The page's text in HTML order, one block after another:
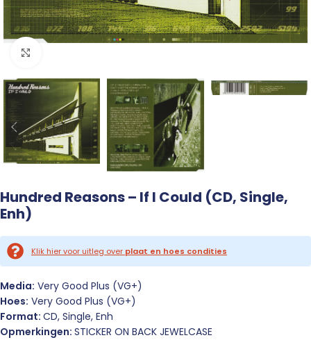
Hundred Reasons – If I Could (CD, Single,
Enh)
Klik hier voor uitleg over plaat en hoes condities
Media: Very Good Plus (VG+)
Hoes: Very Good Plus (VG+)
Format: CD, Single, Enh
Opmerkingen: STICKER ON BACK JEWELCASE